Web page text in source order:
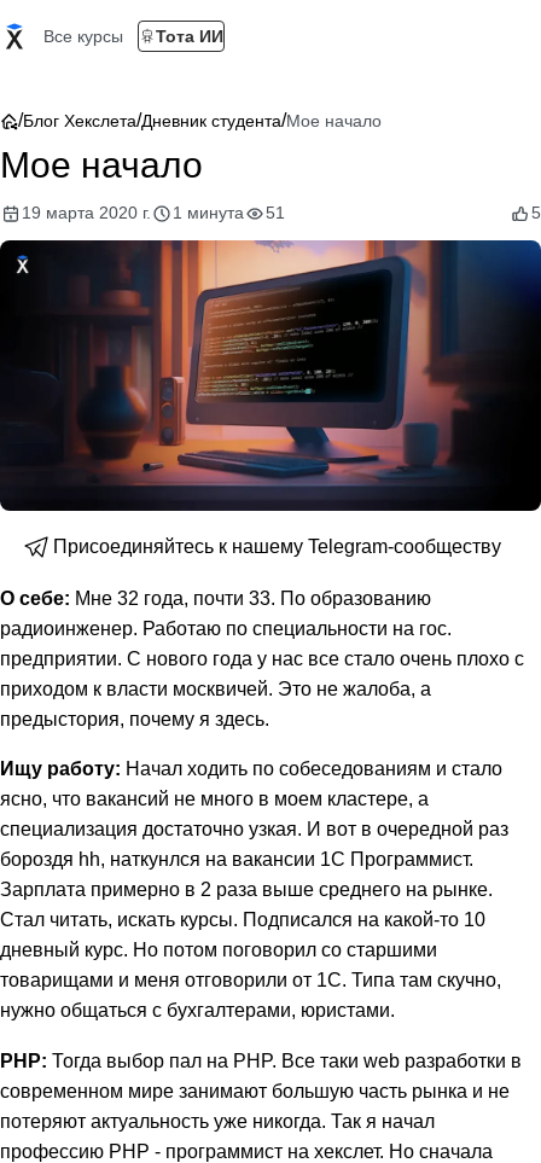
Все курсы Тота ИИ
/Блог Хекслета/Дневник студента/Мое начало
Мое начало
19 марта 2020 г. 1 минута 51 5
Присоединяйтесь к нашему Telegram-сообществу
О себе: Мне 32 года, почти 33. По образованию
радиоинженер. Работаю по специальности на гос.
предприятии. С нового года у нас все стало очень плохо с
приходом к власти москвичей. Это не жалоба, а
предыстория, почему я здесь.
Ищу работу: Начал ходить по собеседованиям и стало
ясно, что вакансий не много в моем кластере, а
специализация достаточно узкая. И вот в очередной раз
бороздя hh, наткунлся на вакансии 1С Программист.
Зарплата примерно в 2 раза выше среднего на рынке.
Стал читать, искать курсы. Подписался на какой-то 10
дневный курс. Но потом поговорил со старшими
товарищами и меня отговорили от 1С. Типа там скучно,
нужно общаться с бухгалтерами, юристами.
PHP: Тогда выбор пал на PHP. Все таки web разработки в
современном мире занимают большую часть рынка и не
потеряют актуальность уже никогда. Так я начал
профессию PHP - программист на хекслет. Но сначала